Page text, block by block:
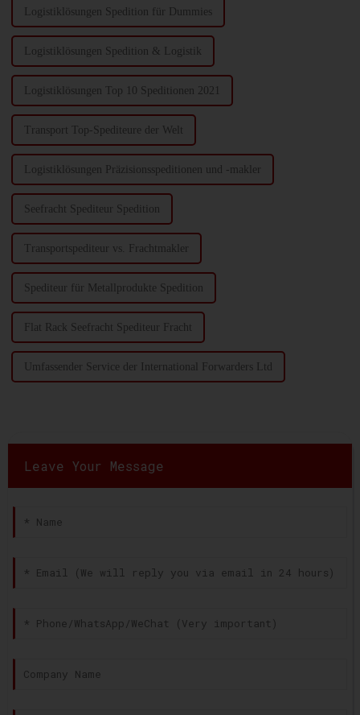
Logistiklösungen Spedition für Dummies
Logistiklösungen Spedition & Logistik
Logistiklösungen Top 10 Speditionen 2021
Transport Top-Spediteure der Welt
Logistiklösungen Präzisionsspeditionen und -makler
Seefracht Spediteur Spedition
Transportspediteur vs. Frachtmakler
Spediteur für Metallprodukte Spedition
Flat Rack Seefracht Spediteur Fracht
Umfassender Service der International Forwarders Ltd
Leave Your Message